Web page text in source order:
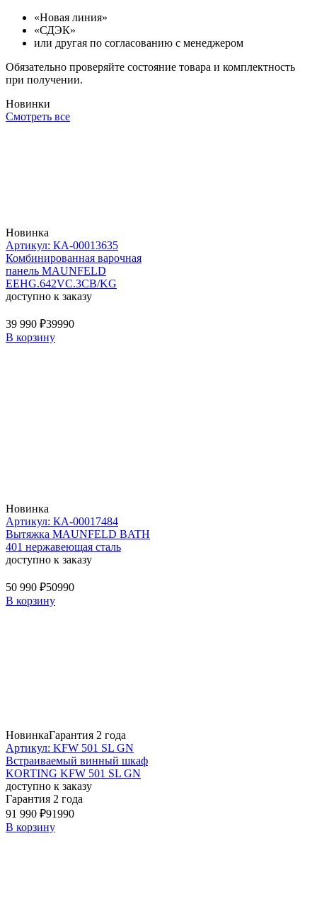
«Новая линия»
«СДЭК»
или другая по согласованию с менеджером
Обязательно проверяйте состояние товара и комплектность
при получении.
Новинки
Смотреть все
Новинка
Артикул: КА-00013635
Комбинированная варочная
панель MAUNFELD
EEHG.642VC.3CB/KG
доступно к заказу
39 990 ₽39990
В корзину
Новинка
Артикул: КА-00017484
Вытяжка MAUNFELD BATH
401 нержавеющая сталь
доступно к заказу
50 990 ₽50990
В корзину
НовинкаГарантия 2 года
Артикул: KFW 501 SL GN
Встраиваемый винный шкаф
KORTING KFW 501 SL GN
доступно к заказу
Гарантия 2 года
91 990 ₽91990
В корзину